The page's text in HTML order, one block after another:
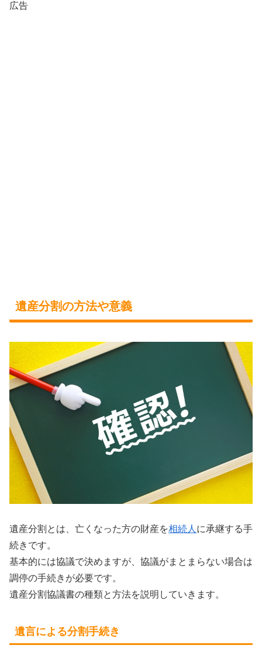
広告
遺産分割の方法や意義
遺産分割とは、亡くなった方の財産を相続人 に承継する手
続きです。
基本的には協議で決めますが、協議がまとまらない場合は
調停の手続きが必要です。
遺産分割協議書の種類と方法を説明していきます。
遺言による分割手続き